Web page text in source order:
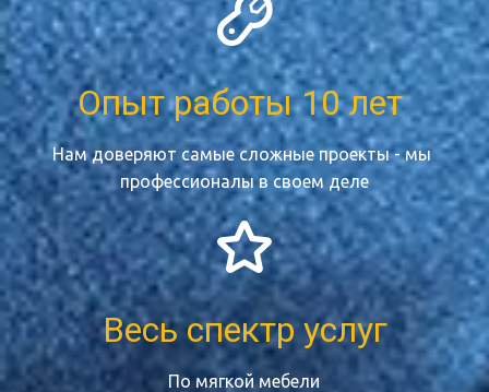
Опыт работы 10 лет
Нам доверяют самые сложные проекты - мы
профессионалы в своем деле
Весь спектр услуг
По мягкой мебели